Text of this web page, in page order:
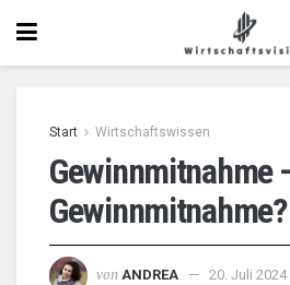
Start Wirtschaftswissen
Gewinnmitnahme
Gewinnmitnahme?
von ANDREA 20. Juli 2024